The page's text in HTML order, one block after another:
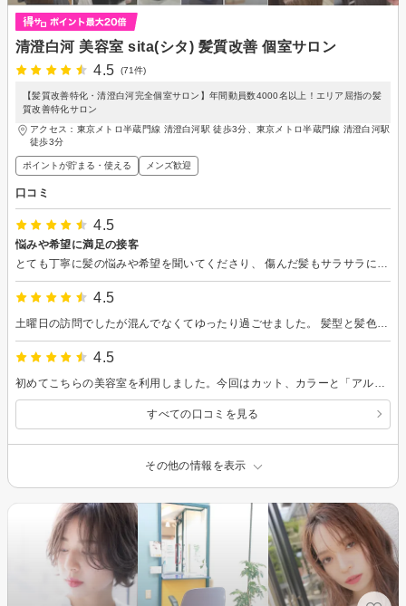
清澄白河 美容室 sita(シタ) 髪質改善 個室サロン
4.5
(71件)
【髪質改善特化・清澄白河完全個室サロン】年間動員数4000名以上！エリア屈指の髪
質改善特化サロン
アクセス：東京メトロ半蔵門線 清澄白河駅 徒歩3分、東京メトロ半蔵門線 清澄白河駅
徒歩3分
ポイントが貯まる・使える メンズ歓迎
口コミ
4.5
悩みや希望に満足の接客
4.5
土曜日の訪問でしたが混んでなくてゆったり過ごせました。 髪型と髪色も気に入りました。 シャンプーも丁寧にしてもらい力加減がよかったです。
4.5
すべての口コミを見る
その他の情報を表示